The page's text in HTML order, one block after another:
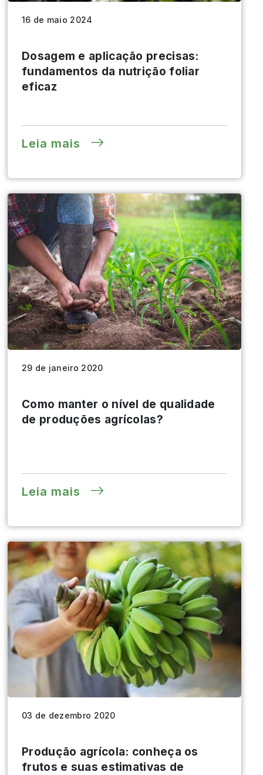
16 de maio 2024
Dosagem e aplicação precisas:
fundamentos da nutrição foliar
eficaz
Leia mais
29 de janeiro 2020
Como manter o nível de qualidade
de produções agrícolas?
Leia mais
03 de dezembro 2020
Produção agrícola: conheça os
frutos e suas estimativas de